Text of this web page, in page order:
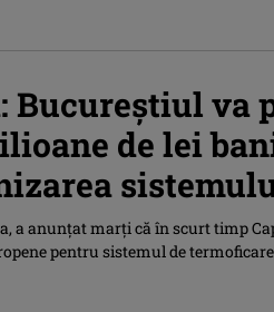
Bucureștiul va
de lei
a anunţat marţi că în scurt timp
pentru sistemul de